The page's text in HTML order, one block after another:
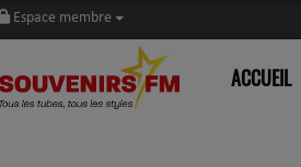
Espace membre
ACCUEIL